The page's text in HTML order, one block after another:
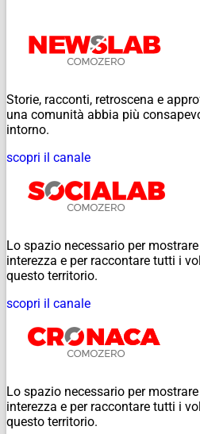
Storie, racconti, retroscena e
una comunità abbia più
intorno.
scopri il canale
Lo spazio necessario per
interezza e per raccontare tutti i
questo territorio.
scopri il canale
Lo spazio necessario per
interezza e per raccontare tutti i
questo territorio.